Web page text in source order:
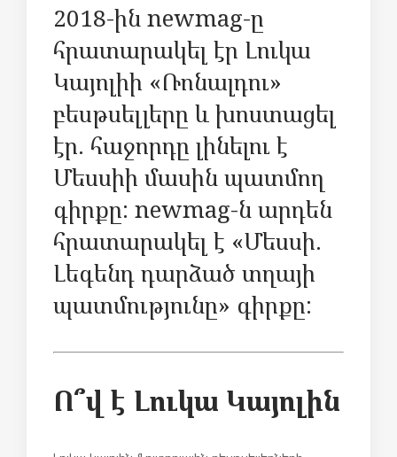
2018-ին newmag-ը
հրատարակել էր Լուկա
Կայոլիի «Ռոնալդու»
բեսթսելլերը և խոստացել
էր. հաջորդը լինելու է
Մեսսիի մասին պատմող
գիրքը: newmag-ն արդեն
հրատարակել է «Մեսսի.
Լեգենդ դարձած տղայի
պատմությունը» գիրքը:
Ո՞վ է Լուկա Կայոլին